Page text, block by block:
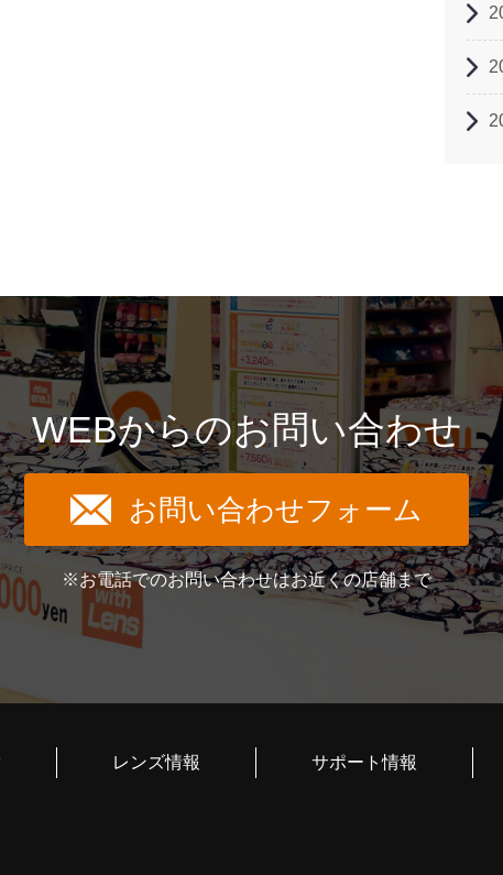
WEBからのお問い合わせ
お問い合わせフォーム
※お電話でのお問い合わせはお近くの店舗まで
レンズ情報 サポート情報